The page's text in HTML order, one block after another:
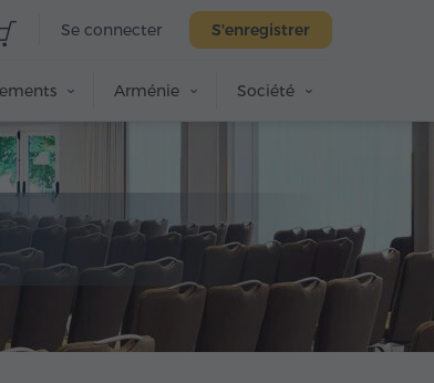
Se connecter S'enregistrer
Arménie Société